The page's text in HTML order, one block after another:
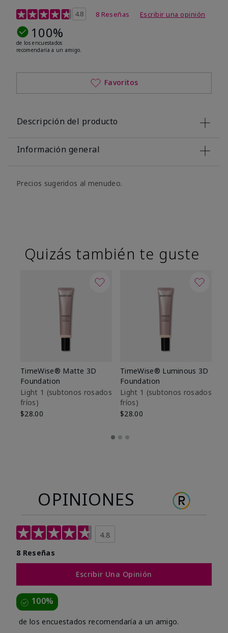
Calificación de clientes de 4,2 de 5
4.8 8 Reseñas Escribir una opinión
100%
de los encuestados
recomendaría a un amigo.
Favoritos
Descripción del producto
Información general
Precios sugeridos al menudeo.
Quizás también te guste
TimeWise® Matte 3D
Foundation
Light 1​ (subtonos rosados
fríos)
$28.00
TimeWise® Luminous 3D
Foundation
Light 1​ (subtonos rosados
fríos)
$28.00
OPINIONES
4.8
8 Reseñas
Escribir Una Opinión
100%
de los encuestados recomendaría a un amigo.